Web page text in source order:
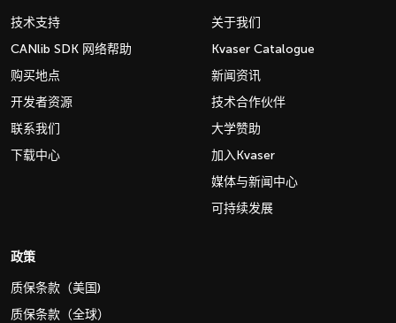
技术支持
CANlib SDK 网络帮助
购买地点
开发者资源
联系我们
下载中心
关于我们
Kvaser Catalogue
新闻资讯
技术合作伙伴
大学赞助
加入Kvaser
媒体与新闻中心
可持续发展
政策
质保条款（美国)
质保条款（全球）